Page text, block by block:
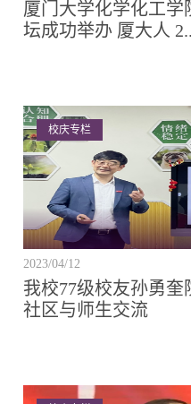
厦门大学化学化工学
坛成功举办 厦大人
校庆专栏
2023/04/12
我校77级校友孙勇奎
社区与师生交流